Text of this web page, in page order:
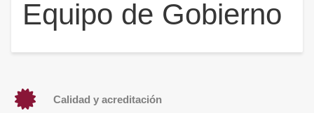
Equipo de Gobierno
Calidad y acreditación